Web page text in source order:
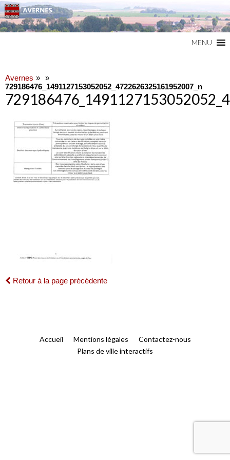
MENU
Avernes
729186476_1491127153052052_4722626325161952007_n
Retour à la page précédente
Accueil Mentions légales
Contactez-nous
Plans de ville interactifs